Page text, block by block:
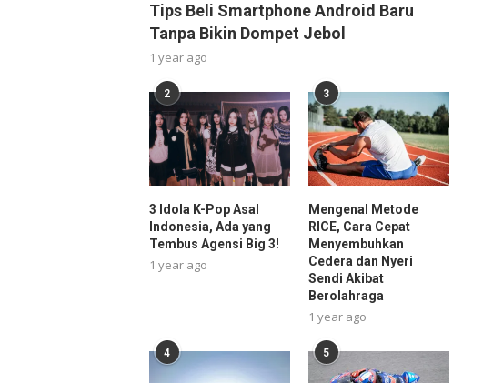
Tips Beli Smartphone Android Baru
Tanpa Bikin Dompet Jebol
1 year ago
2
3 Idola K-Pop Asal
Indonesia, Ada yang
Tembus Agensi Big 3!
1 year ago
3
Mengenal Metode
RICE, Cara Cepat
Menyembuhkan
Cedera dan Nyeri
Sendi Akibat
Berolahraga
1 year ago
4 5